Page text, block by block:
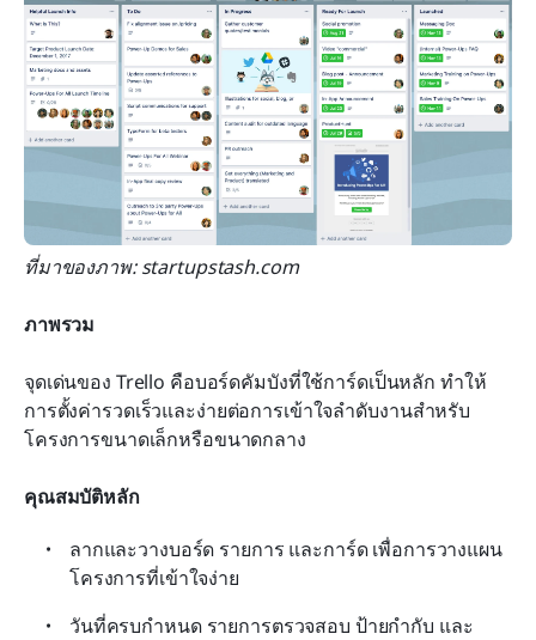
ที่มาของภาพ: startupstash.com
ภาพรวม
จุดเด่นของ Trello คือบอร์ดคัมบังที่ใช้การ์ดเป็นหลัก ทำให้
การตั้งค่ารวดเร็วและง่ายต่อการเข้าใจลำดับงานสำหรับ
โครงการขนาดเล็กหรือขนาดกลาง
คุณสมบัติหลัก
ลากและวางบอร์ด รายการ และการ์ด เพื่อการวางแผน
โครงการที่เข้าใจง่าย
วันที่ครบกำหนด รายการตรวจสอบ ป้ายกำกับ และ